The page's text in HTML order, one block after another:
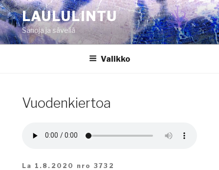
Siirry
sisältöönLAULULINTU
Sanoja ja säveliä
Valikko
Vuodenkiertoa
La 1.8.2020 nro 3732